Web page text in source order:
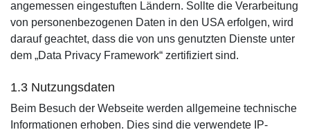
angemessen eingestuften Ländern. Sollte die Verarbeitung
von personenbezogenen Daten in den USA erfolgen, wird
darauf geachtet, dass die von uns genutzten Dienste unter
dem „Data Privacy Framework“ zertifiziert sind.
1.3 Nutzungsdaten
Beim Besuch der Webseite werden allgemeine technische
Informationen erhoben. Dies sind die verwendete IP-